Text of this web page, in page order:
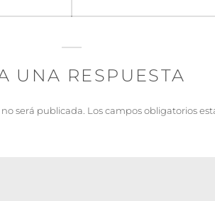
UNA RESPUESTA
será publicada. Los campos obligatorios